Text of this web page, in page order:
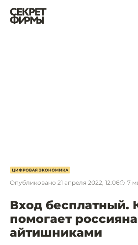
ЦИФРОВАЯ ЭКОНОМИКА
Опубликовано 21 апреля 2022, 12:06 7
Вход бесплатный.
помогает
айтишниками